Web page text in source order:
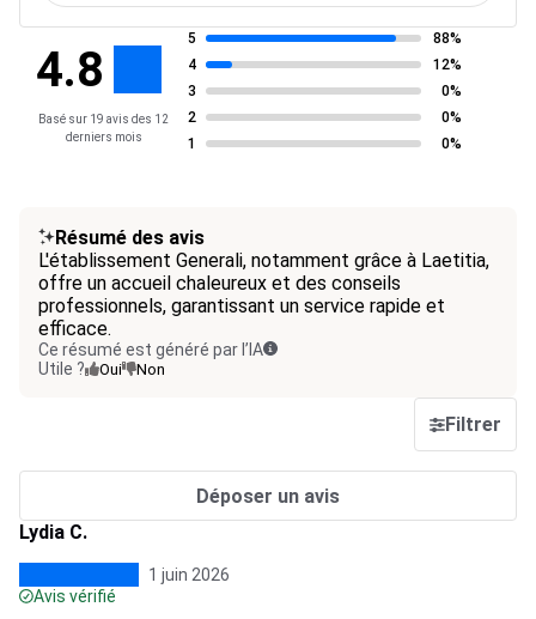
4.8
Basé sur 19 avis des 12
derniers mois
5
88%
4
12%
3
0%
2
0%
1
0%
Résumé des avis
L'établissement Generali, notamment grâce à Laetitia,
offre un accueil chaleureux et des conseils
professionnels, garantissant un service rapide et
efficace.
Ce résumé est généré par l’IA
Utile ?
Oui Non
Filtrer
Déposer un avis
Lydia C.
1 juin 2026
Avis vérifié